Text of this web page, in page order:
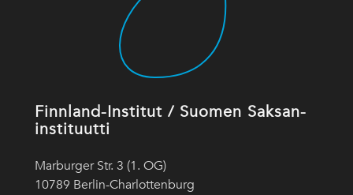
Finnland-Institut / Suomen Saksan-
instituutti
Marburger Str. 3 (1. OG)
10789 Berlin-Charlottenburg